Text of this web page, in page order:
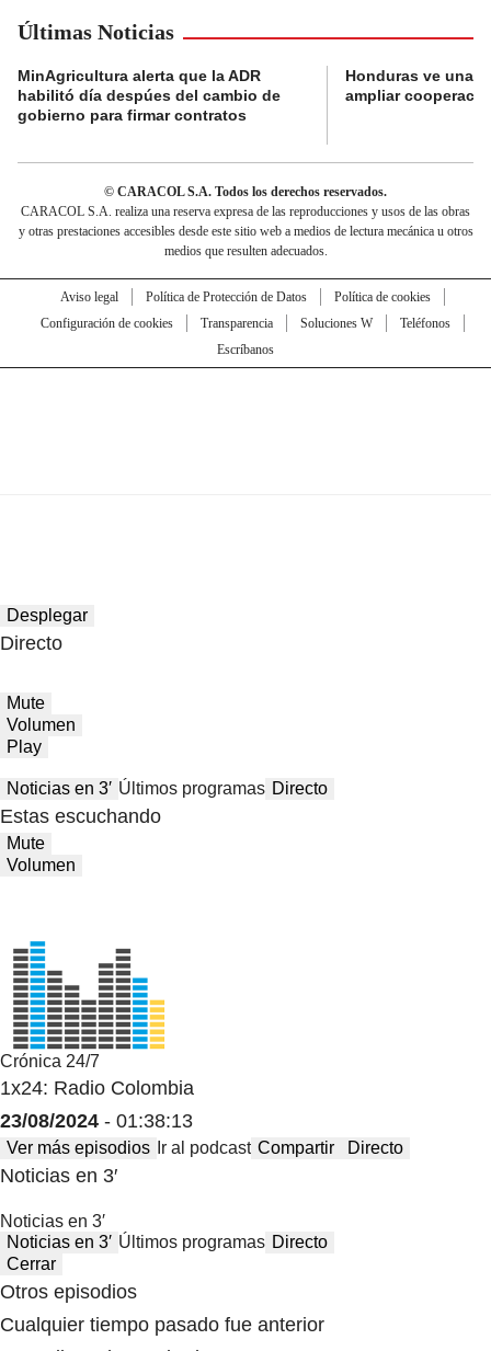
Últimas Noticias
MinAgricultura alerta que la ADR
habilitó día despúes del cambio de
gobierno para firmar contratos
Honduras ve una
ampliar
© CARACOL S.A. Todos los derechos reservados.
CARACOL S.A. realiza una reserva expresa de las reproducciones y usos de las obras
y otras prestaciones accesibles desde este sitio web a medios de lectura mecánica u otros
medios que resulten adecuados.
Aviso legal Política de Protección de Datos
Política de cookies
Configuración de cookies
Transparencia Soluciones W
Teléfonos
Escríbanos
Desplegar
Directo
Mute
Volumen
Play
Noticias en 3′ Últimos programas Directo
Estas escuchando
Mute
Volumen
Crónica 24/7
1x24: Radio Colombia
23/08/2024 - 01:38:13
Ver más episodios Ir al podcast Compartir Directo
Noticias en 3′
Noticias en 3′
Noticias en 3′ Últimos programas Directo
Cerrar
Otros episodios
Cualquier tiempo pasado fue anterior